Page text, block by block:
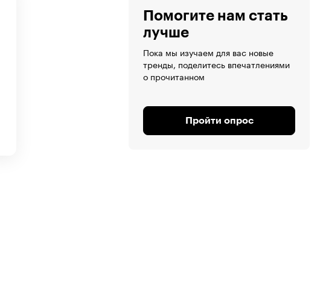
Помогите нам стать
лучше
Пока мы изучаем для вас новые
тренды, поделитесь впечатлениями
о прочитанном
Пройти опрос